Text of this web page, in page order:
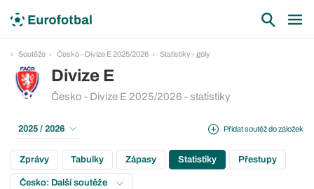
Soutěže Česko - Divize E 2025/2026 Statistiky - góly
Divize E
Česko - Divize E 2025/2026 - statistiky
Přidat soutěž do záložek
2025 / 2026
Zprávy Tabulky Zápasy Statistiky Přestupy
Česko: Další soutěže